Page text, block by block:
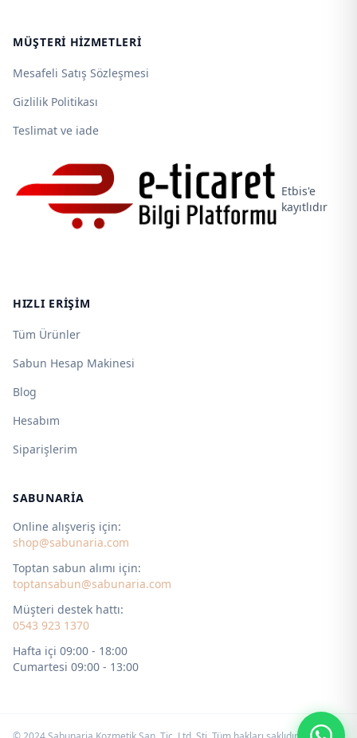
MÜŞTERI HIZMETLERI
Mesafeli Satış Sözleşmesi
Gizlilik Politikası
Teslimat ve iade
Etbis'e
kayıtlıdır
HIZLI ERIŞIM
Tüm Ürünler
Sabun Hesap Makinesi
Blog
Hesabım
Siparişlerim
SABUNARIA
Online alışveriş için:
shop@sabunaria.com
Toptan sabun alımı için:
toptansabun@sabunaria.com
Müşteri destek hattı:
0543 923 1370
Hafta içi 09:00 - 18:00
Cumartesi 09:00 - 13:00